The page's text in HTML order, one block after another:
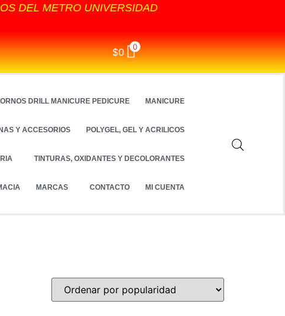
DEL METRO UNIVERSIDAD
$0 0
DRILL MANICURE PEDICURE MANICURE
Y ACCESORIOS POLYGEL, GEL Y ACRILICOS
TINTURAS, OXIDANTES Y DECOLORANTES
MARCAS CONTACTO MI CUENTA